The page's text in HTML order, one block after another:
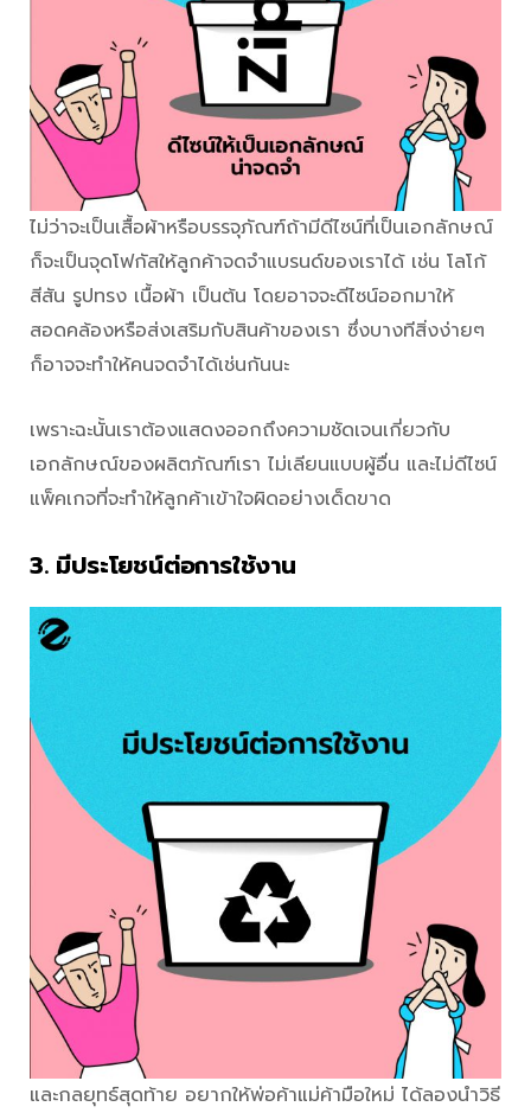
ไม่ว่าจะเป็นเสื้อผ้าหรือบรรจุภัณฑ์ถ้ามีดีไซน์ที่เป็นเอกลักษณ์
ก็จะเป็นจุดโฟกัสให้ลูกค้าจดจำแบรนด์ของเราได้ เช่น โลโก้
สีสัน รูปทรง เนื้อผ้า เป็นต้น โดยอาจจะดีไซน์ออกมาให้
สอดคล้องหรือส่งเสริมกับสินค้าของเรา ซึ่งบางทีสิ่งง่ายๆ
ก็อาจจะทำให้คนจดจำได้เช่นกันนะ
เพราะฉะนั้นเราต้องแสดงออกถึงความชัดเจนเกี่ยวกับ
เอกลักษณ์ของผลิตภัณฑ์เรา ไม่เลียนแบบผู้อื่น และไม่ดีไซน์
แพ็คเกจที่จะทำให้ลูกค้าเข้าใจผิดอย่างเด็ดขาด
3. มีประโยชน์ต่อการใช้งาน
และกลยุทธ์สุดท้าย อยากให้พ่อค้าแม่ค้ามือใหม่ ได้ลองนำวิธี